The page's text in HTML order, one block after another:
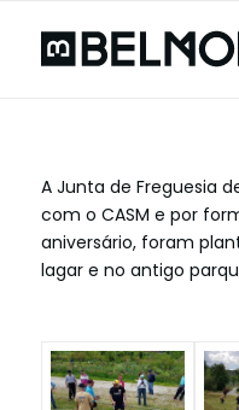
A Junta de Freguesia
com o CASM e por
aniversário, foram
lagar e no antigo